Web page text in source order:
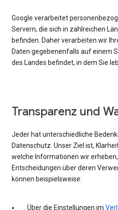
Google verarbeitet
Servern, die sich in zahlreichen
befinden. Daher verarbeiten wir
Daten gegebenenfalls auf einem
des Landes befindet, in dem Sie
Transparenz und
Jeder hat unterschiedliche
Datenschutz. Unser Ziel ist,
welche Informationen wir
Entscheidungen über deren
können beispielsweise:
Über die Einstellungen im